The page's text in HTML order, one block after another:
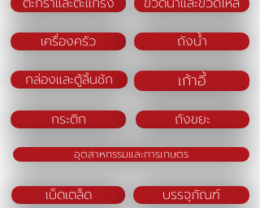
เครื่องครัว
กล่องและตู้ลิ้นชัก
กระติก
ถังน้ำ
เก้าอี้
ถังขยะ
อุตสาหกรรมและการเกษตร
เบ็ดเตล็ด
บรรจุภัณฑ์